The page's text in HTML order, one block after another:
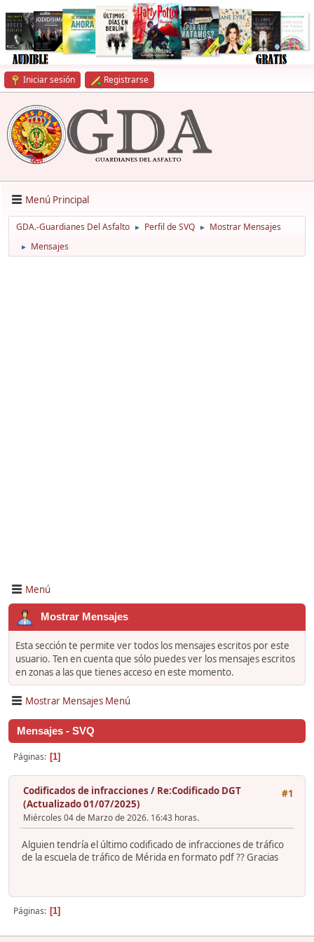
Iniciar sesión Registrarse
Menú Principal
GDA.-Guardianes Del Asfalto ► Perfil de SVQ ► Mostrar Mensajes
► Mensajes
Menú
Mostrar Mensajes
Esta sección te permite ver todos los mensajes escritos por este
usuario. Ten en cuenta que sólo puedes ver los mensajes escritos
en zonas a las que tienes acceso en este momento.
Mostrar Mensajes Menú
Mensajes - SVQ
Páginas 1
#1
Codificados de infracciones / Re:Codificado DGT
(Actualizado 01/07/2025)
Miércoles 04 de Marzo de 2026. 16:43 horas.
Alguien tendría el último codificado de infracciones de tráfico
de la escuela de tráfico de Mérida en formato pdf ?? Gracias
Páginas 1